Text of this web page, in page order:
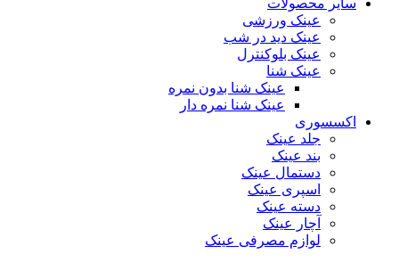
عینک ورزشی
عینک دید در شب
عینک بلوکنترل
عینک شنا
عینک شنا بدون نمره
عینک شنا نمره دار
اکسسوری
جلد عینک
بند عینک
دستمال عینک
اسپری عینک
دسته عینک
آچار عینک
لوازم مصرفی عینک